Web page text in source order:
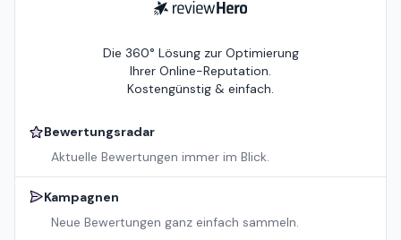
ReviewHero
Die 360° Lösung zur Optimierung
Ihrer Online-Reputation.
Kostengünstig & einfach.
Bewertungsradar
Aktuelle Bewertungen immer im Blick.
Kampagnen
Neue Bewertungen ganz einfach sammeln.